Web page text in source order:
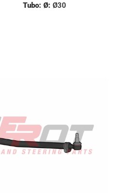
Tubo: Ø:Ø30